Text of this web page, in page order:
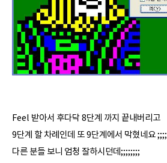
Feel 받아서 후다닥 8단계 까지 끝내버리고
9단계 할 차례인데 또 9단계에서 막혔네요 ;;;;
다른 분들 보니 엄청 잘하시던데;;;;;;;;